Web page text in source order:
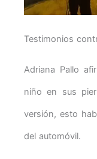
Testimonios
Adriana Pallo
niño en sus
versión, esto
del automóvil.